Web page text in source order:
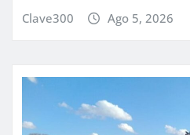
Clave300 Ago 5, 2026